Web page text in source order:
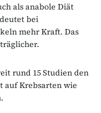
als anabole Diät
bei
mehr Kraft. Das
rund 15 Studien den
auf Krebsarten wie